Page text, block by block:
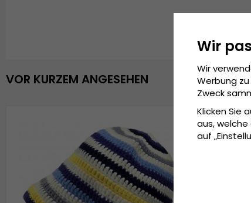
VOR KURZEM ANGESEHEN
Wir
Wir
Werbung
Zweck
Klicken Sie
aus,
auf